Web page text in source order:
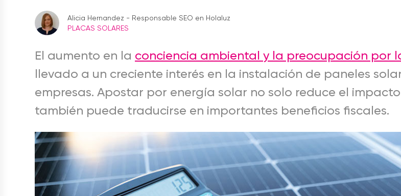
Alicia Hernandez - Responsable SEO en Holaluz
PLACAS SOLARES
El aumento en la conciencia ambiental y la preocupación por
llevado a un creciente interés en la instalación de paneles
empresas. Apostar por energía solar no solo reduce el
también puede traducirse en importantes beneficios fiscales.